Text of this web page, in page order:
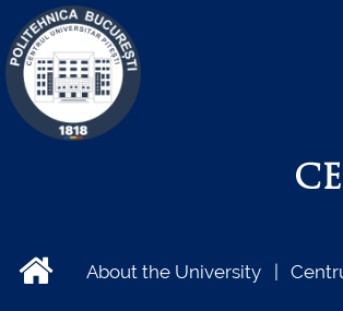
About the University